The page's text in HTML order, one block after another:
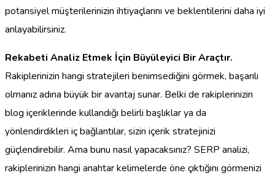
potansiyel müşterilerinizin ihtiyaçlarını ve beklentilerini daha iyi
anlayabilirsiniz.
Rekabeti Analiz Etmek İçin Büyüleyici Bir Araçtır.
Rakiplerinizin hangi stratejileri benimsediğini görmek, başarılı
olmanız adına büyük bir avantaj sunar. Belki de rakiplerinizin
blog içeriklerinde kullandığı belirli başlıklar ya da
yönlendirdikleri iç bağlantılar, sizin içerik stratejinizi
güçlendirebilir. Ama bunu nasıl yapacaksınız? SERP analizi,
rakiplerinizin hangi anahtar kelimelerde öne çıktığını görmenizi